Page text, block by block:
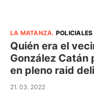
LA MATANZA. POLICIALES
Quién era el
González Catán
en pleno raid
21. 03. 2022